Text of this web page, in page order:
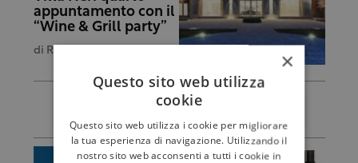
appuntamento con il
“Wine & Grill party”
di Redazione ×
Questo sito web utilizza
cookie
Questo sito web utilizza i cookie per migliorare
la tua esperienza di navigazione. Utilizzando il
nostro sito web acconsenti a tutti i cookie in